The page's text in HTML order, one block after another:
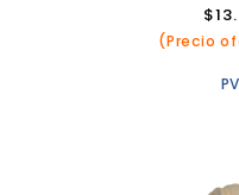
$
(Precio